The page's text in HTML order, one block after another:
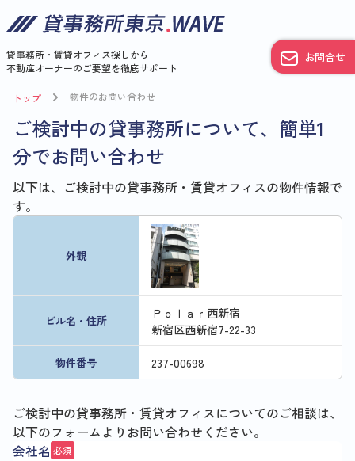
貸事務所・賃貸オフィス探しから
不動産オーナーのご要望を徹底サポート
お問合せ
トップ 物件のお問い合わせ
ご検討中の貸事務所について、簡単1
分でお問い合わせ
以下は、ご検討中の貸事務所・賃貸オフィスの物件情報で
す。
外観
ビル名・住所
Ｐｏｌａｒ西新宿
新宿区西新宿7-22-33
物件番号 237-00698
ご検討中の貸事務所・賃貸オフィスについてのご相談は、
以下のフォームよりお問い合わせください。
会社名 必須